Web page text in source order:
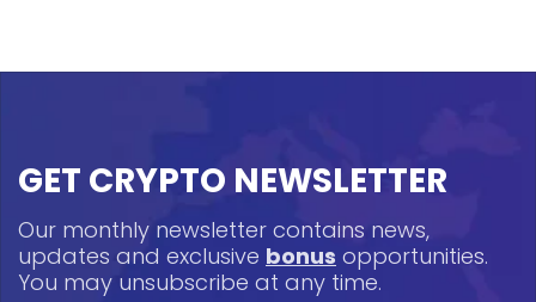
GET CRYPTO NEWSLETTER
Our monthly newsletter contains news,
updates and exclusive bonus opportunities.
You may unsubscribe at any time.